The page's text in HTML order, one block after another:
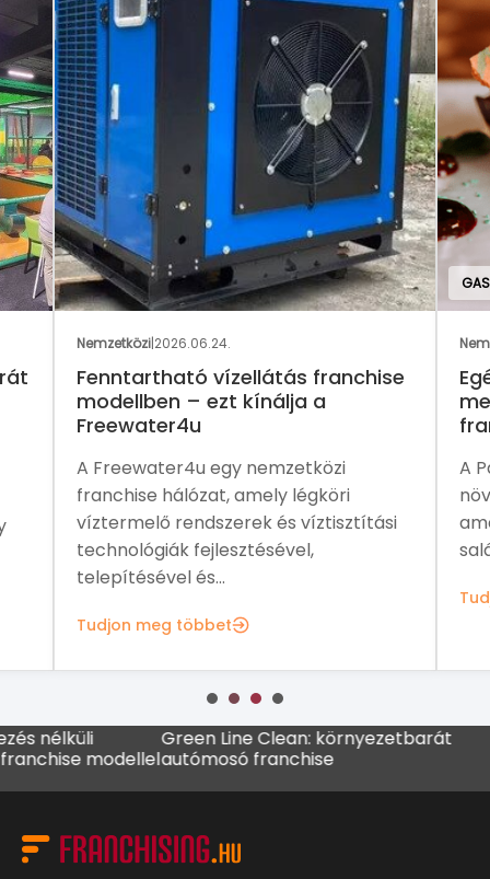
Nemzetközi|2026.06.24.
Fenntartható vízellátás franchise
modellben – ezt kínálja a
Freewater4u
A Freewater4u egy nemzetközi
franchise hálózat, amely légköri
víztermelő rendszerek és víztisztítási
technológiák fejlesztésével,
telepítésével és...
Tudjon meg többet
A
modellel
Green Line Clean: környezetbarát
autómosó franchise
MADO